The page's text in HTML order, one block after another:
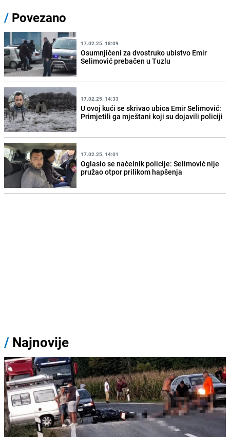
/ Povezano
17.02.25. 18:09
Osumnjičeni za dvostruko ubistvo Emir
Selimović prebačen u Tuzlu
17.02.25. 14:33
U ovoj kući se skrivao ubica Emir Selimović:
Primjetili ga mještani koji su dojavili policiji
17.02.25. 14:01
Oglasio se načelnik policije: Selimović nije
pružao otpor prilikom hapšenja
/ Najnovije